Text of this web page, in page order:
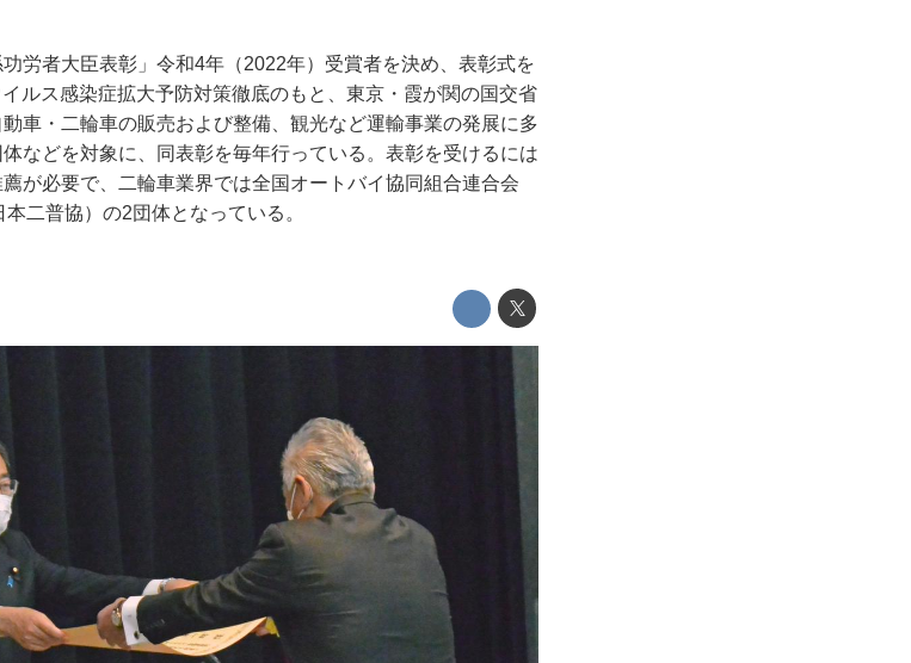
労者大臣表彰」令和4年（2022年）受賞者を決め、表彰式を
ルス感染症拡大予防対策徹底のもと、東京・霞が関の国交省
車・二輪車の販売および整備、観光など運輸事業の発展に多
などを対象に、同表彰を毎年行っている。表彰を受けるには
が必要で、二輪車業界では全国オートバイ協同組合連合会
二普協）の2団体となっている。